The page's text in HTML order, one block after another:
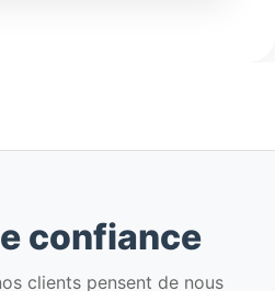
confiance
clients pensent de nous